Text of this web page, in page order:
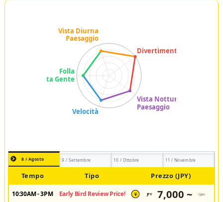
8 / Agosto 9 / Settembre 10 / Ottobre 11 / Novembre
Tempo Tipo Prezzo (JPY)
10:30AM - 3PM Early Bird Review Price! ¥ JPY 7,000 ~ /pax